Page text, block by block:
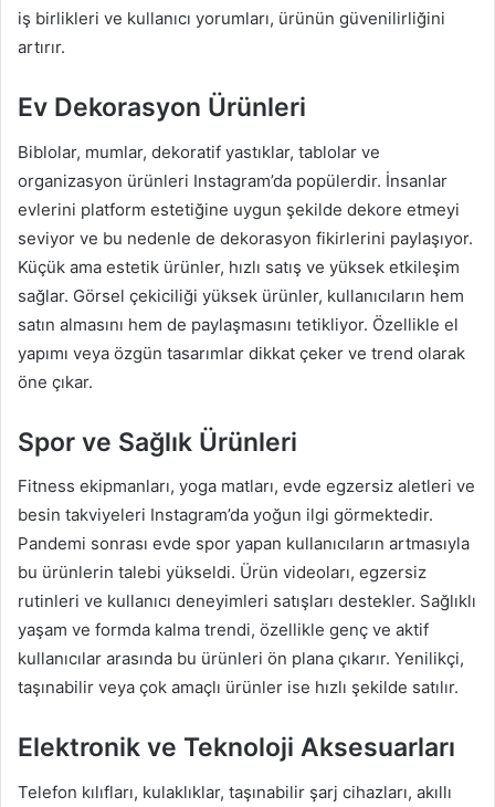
iş birlikleri ve kullanıcı yorumları, ürünün güvenilirliğini
artırır.
Ev Dekorasyon Ürünleri
Biblolar, mumlar, dekoratif yastıklar, tablolar ve
organizasyon ürünleri Instagram’da popülerdir. İnsanlar
evlerini platform estetiğine uygun şekilde dekore etmeyi
seviyor ve bu nedenle de dekorasyon fikirlerini paylaşıyor.
Küçük ama estetik ürünler, hızlı satış ve yüksek etkileşim
sağlar. Görsel çekiciliği yüksek ürünler, kullanıcıların hem
satın almasını hem de paylaşmasını tetikliyor. Özellikle el
yapımı veya özgün tasarımlar dikkat çeker ve trend olarak
öne çıkar.
Spor ve Sağlık Ürünleri
Fitness ekipmanları, yoga matları, evde egzersiz aletleri ve
besin takviyeleri Instagram’da yoğun ilgi görmektedir.
Pandemi sonrası evde spor yapan kullanıcıların artmasıyla
bu ürünlerin talebi yükseldi. Ürün videoları, egzersiz
rutinleri ve kullanıcı deneyimleri satışları destekler. Sağlıklı
yaşam ve formda kalma trendi, özellikle genç ve aktif
kullanıcılar arasında bu ürünleri ön plana çıkarır. Yenilikçi,
taşınabilir veya çok amaçlı ürünler ise hızlı şekilde satılır.
Elektronik ve Teknoloji Aksesuarları
Telefon kılıfları, kulaklıklar, taşınabilir şarj cihazları, akıllı